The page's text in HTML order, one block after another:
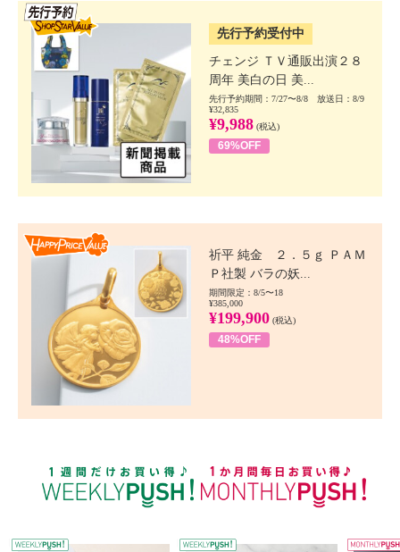
先行予約受付中
チェンジ ＴＶ通販出演２８
周年 美白の日 美...
先行予約期間：7/27〜8/8 放送日：8/9
¥32,835
¥9,988 (税込)
69%OFF
祈平 純金 ２．５ｇ ＰＡＭ
Ｐ社製 バラの妖...
期間限定：8/5〜18
¥385,000
¥199,900 (税込)
48%OFF
WEEKLY PUSH